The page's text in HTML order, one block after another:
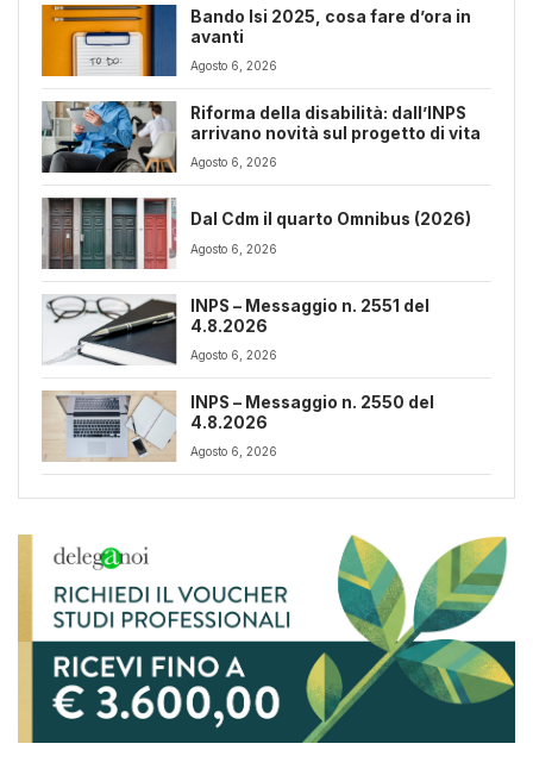
Bando Isi 2025, cosa fare d’ora in
avanti
Agosto 6, 2026
Riforma della disabilità: dall’INPS
arrivano novità sul progetto di vita
Agosto 6, 2026
Dal Cdm il quarto Omnibus (2026)
Agosto 6, 2026
INPS – Messaggio n. 2551 del
4.8.2026
Agosto 6, 2026
INPS – Messaggio n. 2550 del
4.8.2026
Agosto 6, 2026